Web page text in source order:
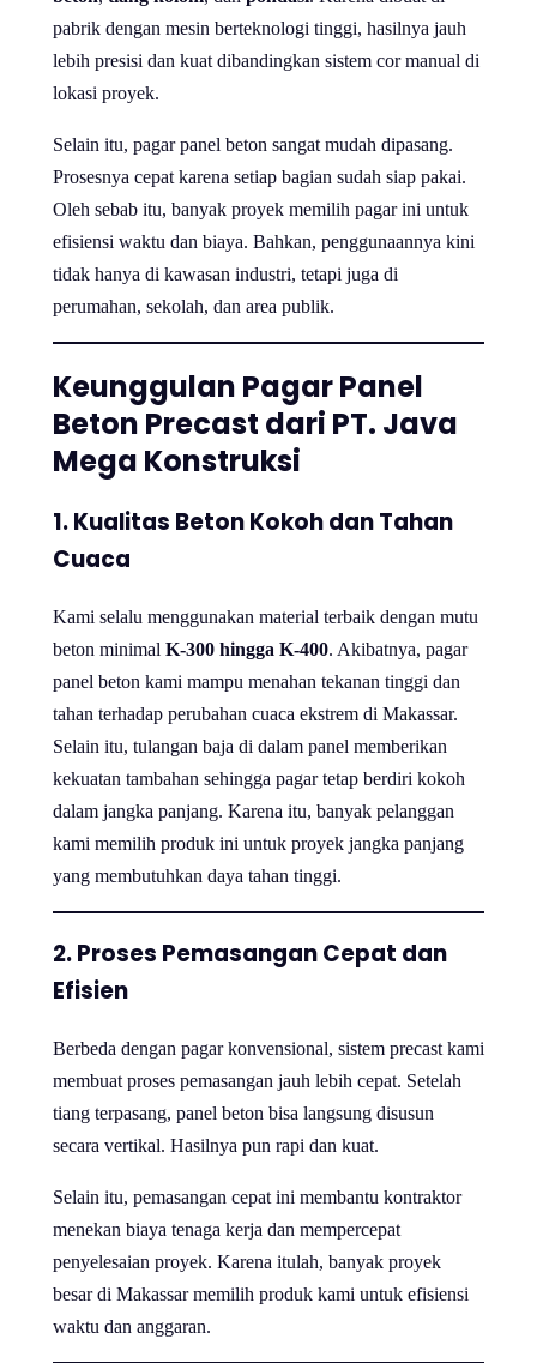
pabrik dengan mesin berteknologi tinggi, hasilnya jauh
lebih presisi dan kuat dibandingkan sistem cor manual di
lokasi proyek.
Selain itu, pagar panel beton sangat mudah dipasang.
Prosesnya cepat karena setiap bagian sudah siap pakai.
Oleh sebab itu, banyak proyek memilih pagar ini untuk
efisiensi waktu dan biaya. Bahkan, penggunaannya kini
tidak hanya di kawasan industri, tetapi juga di
perumahan, sekolah, dan area publik.
Keunggulan Pagar Panel
Beton Precast dari PT. Java
Mega Konstruksi
1. Kualitas Beton Kokoh dan Tahan
Cuaca
Kami selalu menggunakan material terbaik dengan mutu
beton minimal K-300 hingga K-400. Akibatnya, pagar
panel beton kami mampu menahan tekanan tinggi dan
tahan terhadap perubahan cuaca ekstrem di Makassar.
Selain itu, tulangan baja di dalam panel memberikan
kekuatan tambahan sehingga pagar tetap berdiri kokoh
dalam jangka panjang. Karena itu, banyak pelanggan
kami memilih produk ini untuk proyek jangka panjang
yang membutuhkan daya tahan tinggi.
2. Proses Pemasangan Cepat dan
Efisien
Berbeda dengan pagar konvensional, sistem precast kami
membuat proses pemasangan jauh lebih cepat. Setelah
tiang terpasang, panel beton bisa langsung disusun
secara vertikal. Hasilnya pun rapi dan kuat.
Selain itu, pemasangan cepat ini membantu kontraktor
menekan biaya tenaga kerja dan mempercepat
penyelesaian proyek. Karena itulah, banyak proyek
besar di Makassar memilih produk kami untuk efisiensi
waktu dan anggaran.